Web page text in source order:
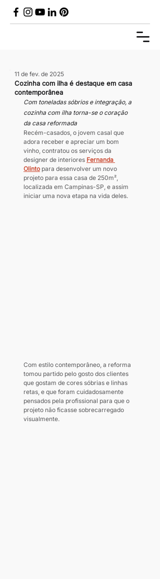
Cozinha com ilha é destaque em casa
contemporânea
11 de fev. de 2025
Com toneladas sóbrios e integração, a
cozinha com ilha torna-se o coração
da casa reformada
Recém-casados, o jovem casal que
adora receber e apreciar um bom
vinho, contratou os serviços da
designer de interiores Fernanda
Olinto para desenvolver um novo
projeto para essa casa de 250m²,
localizada em Campinas-SP, e assim
iniciar uma nova etapa na vida deles.
Com estilo contemporâneo, a reforma
tomou partido pelo gosto dos clientes
que gostam de cores sóbrias e linhas
retas, e que foram cuidadosamente
pensados pela profissional para que o
projeto não ficasse sobrecarregado
visualmente.